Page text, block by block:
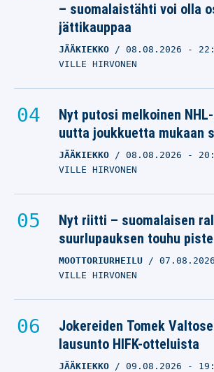
– suomalaistähti voi olla
jättikauppaa
JÄÄKIEKKO 08.08.2026 -
VILLE HIRVONEN
Nyt putosi melkoinen
uutta joukkuetta mukaan
JÄÄKIEKKO 08.08.2026 -
VILLE HIRVONEN
Nyt riitti – suomalaisen
suurlupauksen touhu
MOOTTORIURHEILU 07.08.2026
VILLE HIRVONEN
Jokereiden Tomek
lausunto HIFK-otteluista
JÄÄKIEKKO 09.08.2026 -